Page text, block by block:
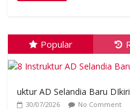
Popular
uktur AD Selandia Baru
30/07/2026 No Comment